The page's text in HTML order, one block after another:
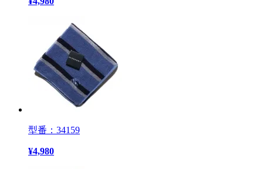
型番：34159
¥4,980